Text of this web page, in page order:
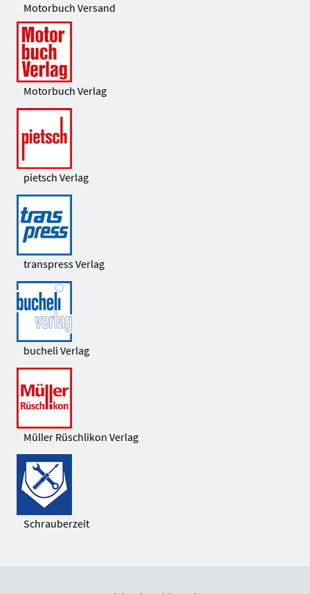
Motorbuch Versand
Motorbuch Verlag
pietsch Verlag
transpress Verlag
bucheli Verlag
Müller Rüschlikon Verlag
Schrauberzeit